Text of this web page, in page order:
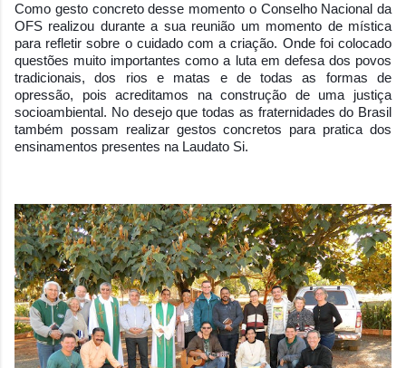
Como gesto concreto desse momento o Conselho Nacional da
OFS realizou durante a sua reunião um momento de mística
para refletir sobre o cuidado com a criação. Onde foi colocado
questões muito importantes como a luta em defesa dos povos
tradicionais, dos rios e matas e de todas as formas de
opressão, pois acreditamos na construção de uma justiça
socioambiental. No desejo que todas as fraternidades do Brasil
também possam realizar gestos concretos para pratica dos
ensinamentos presentes na Laudato Si.